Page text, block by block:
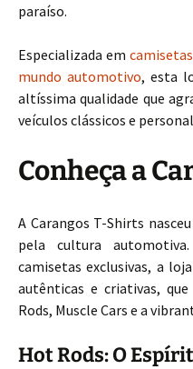
paraíso.
Especializada em
mundo automotivo, esta
altíssima qualidade que
veículos clássicos e
Conheça a
A Carangos T-Shirts
pela cultura
camisetas exclusivas, a
autênticas e criativas,
Rods, Muscle Cars e a
Hot Rods: O